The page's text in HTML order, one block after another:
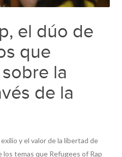
el dúo de
que
la
de la
y el valor de la libertad de
temas que Refugees of Rap